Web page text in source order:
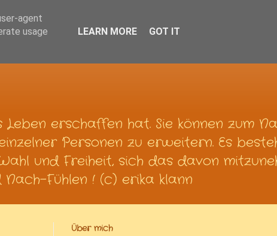
erschaffen hat. Sie können zum
Personen zu erweitern. Es
und Freiheit, sich das davon
Fühlen ! (c) erika klann
Über mich
agent
usage
LEARN MORE GOT IT